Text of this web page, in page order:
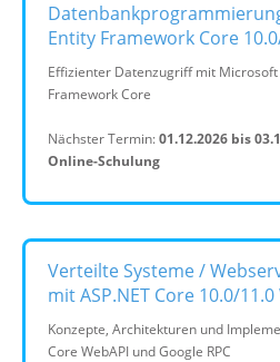
Entity Framework Core
Effizienter Datenzugriff mit
Framework Core
Nächster Termin:01.12.2026 bis
Online-Schulung
Verteilte Systeme /
mit ASP.NET Core 10.0/11.0
Konzepte, Architekturen und
Core WebAPI und Google RPC